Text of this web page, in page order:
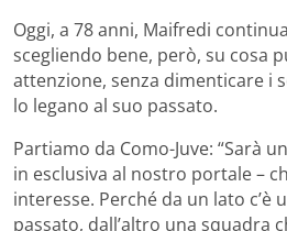
Oggi, a 78 anni, Maifredi
scegliendo bene, però, su cosa
attenzione, senza dimenticare i
lo legano al suo passato.
Partiamo da Como-Juve: “Sarà
in esclusiva al nostro portale –
interesse. Perché da un lato c’è
passato, dall’altro una squadra